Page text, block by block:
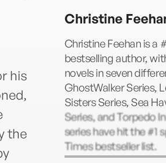
his
the
Christine
Christine Feehan is a
bestselling author,
novels in seven
GhostWalker Series,
Sisters Series, Sea
Series, and Torpedo
series have hit the #1
Times bestseller list.